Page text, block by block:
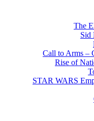
The
Sid
Call to Arms –
Rise of
STAR WARS